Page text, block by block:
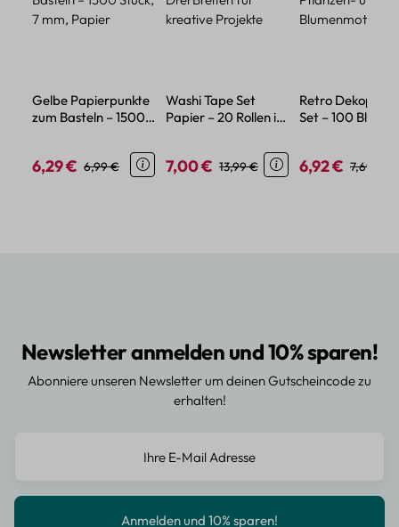
Gelbe Papierpunkte
zum Basteln – 1500
Verkaufspreis:
6,29 € Regulärer Preis:
6,99 €
Washi Tape Set
Papier – 20 Rollen in
kreative Projekte
Verkaufspreis:
7,00 € Regulärer Preis:
13,99 €
Retro
Set – 100 Blatt
Verkaufspreis:
6,92 € 7,69 €
Newsletter anmelden und 10% sparen!
Abonniere unseren Newsletter um deinen Gutscheincode zu
erhalten!